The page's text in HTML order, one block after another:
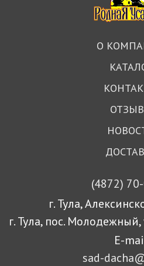
О
(4872)
г. Тула,
г. Тула, пос.
E-
sad-